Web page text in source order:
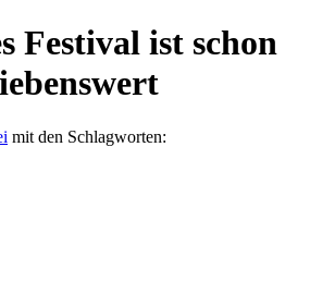
Festival ist schon
mit den Schlagworten: